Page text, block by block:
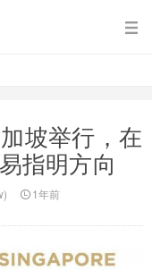
坡举行，在
指明方向
1年前